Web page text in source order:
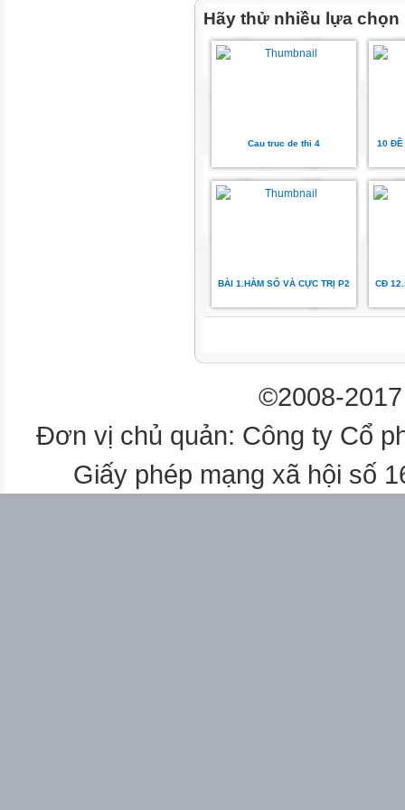
Nguyên hàm
Nguyên hàm
phân
Phương trình
Mức độ đánh giá
Trắc nghiệm khách quan
Biế Hiểu Vận
dụng
Hãy thử nhiều lựa chọn
Cau truc de thi 4 10 ĐỀ
BÀI 1.HÀM SỐ VÀ CỰC TRỊ P2 CĐ
©2008-
Đơn vị chủ quản: Công ty Cổ
Giấy phép mạng xã hội số